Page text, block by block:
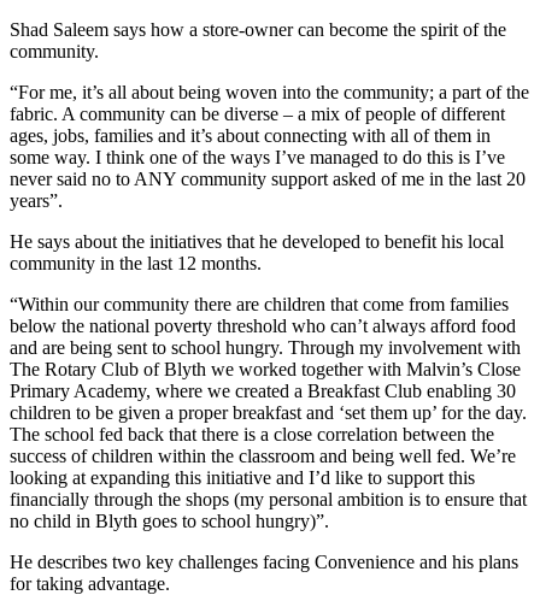
Shad Saleem says how a store-owner can become the spirit of the
community.
“For me, it’s all about being woven into the community; a part of the
fabric. A community can be diverse – a mix of people of different
ages, jobs, families and it’s about connecting with all of them in
some way. I think one of the ways I’ve managed to do this is I’ve
never said no to ANY community support asked of me in the last 20
years”.
He says about the initiatives that he developed to benefit his local
community in the last 12 months.
“Within our community there are children that come from families
below the national poverty threshold who can’t always afford food
and are being sent to school hungry. Through my involvement with
The Rotary Club of Blyth we worked together with Malvin’s Close
Primary Academy, where we created a Breakfast Club enabling 30
children to be given a proper breakfast and ‘set them up’ for the day.
The school fed back that there is a close correlation between the
success of children within the classroom and being well fed. We’re
looking at expanding this initiative and I’d like to support this
financially through the shops (my personal ambition is to ensure that
no child in Blyth goes to school hungry)”.
He describes two key challenges facing Convenience and his plans
for taking advantage.